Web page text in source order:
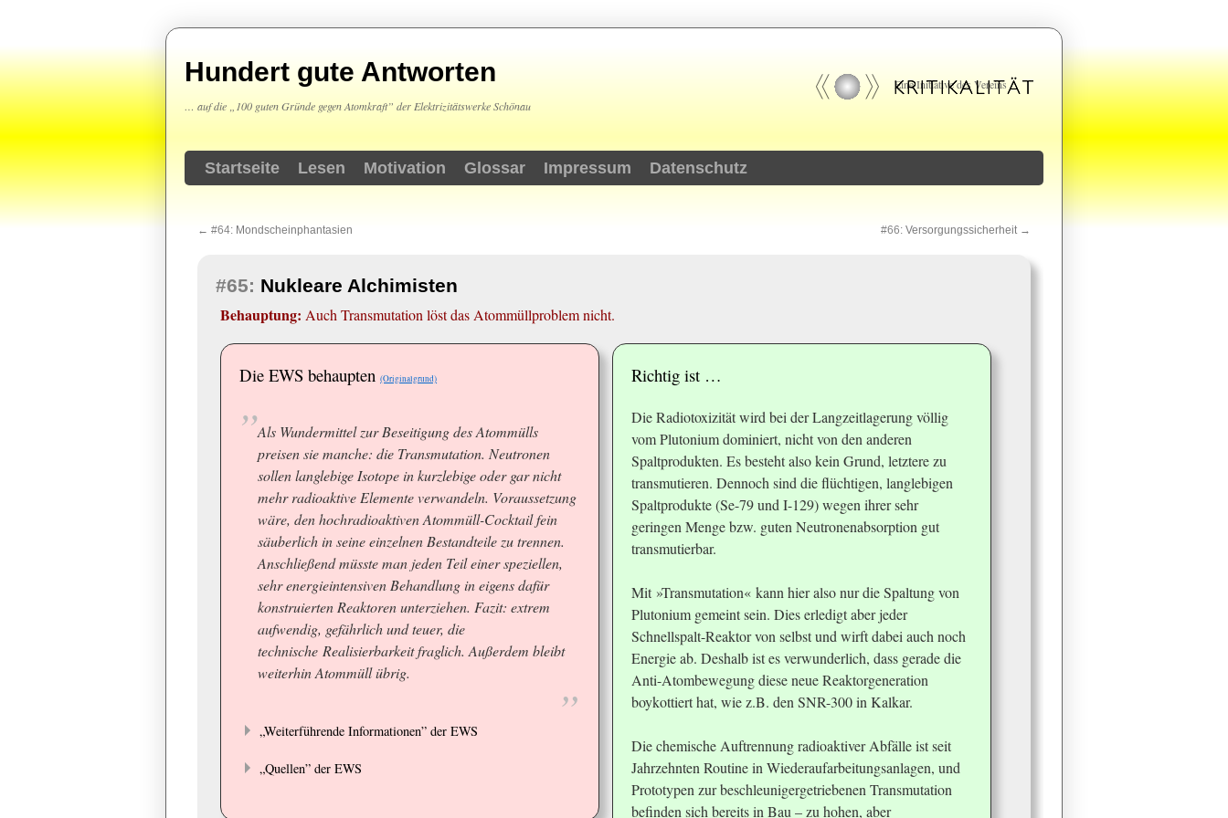
Hundert gute Antworten
… auf die „100 guten Gründe gegen Atomkraft” der Elektrizitätswerke Schönau
Springe
Inhalt
Startseite Lesen Motivation Glossar Impressum Datenschutz
← #64: Mondscheinphantasien #66:Versorgungssicherheit →
#65: Nukleare Alchimisten
Behauptung: Auch Transmutation löst das Atommüllproblem nicht.
Die EWS behaupten(Originalgrund)
Als Wundermittel zur Beseitigung des Atommülls
preisen sie manche: die Transmutation. Neutronen
sollen langlebige Isotope in kurzlebige oder gar nicht
mehr radioaktive Elemente verwandeln. Voraussetzung
wäre, den hochradioaktiven Atommüll-Cocktail fein
säuberlich in seine einzelnen Bestandteile zu trennen.
Anschließend müsste man jeden Teil einer speziellen,
sehr energieintensiven Behandlung in eigens dafür
konstruierten Reaktoren unterziehen. Fazit: extrem
aufwendig, gefährlich und teuer, die
technische Realisierbarkeit fraglich. Außerdem bleibt
weiterhin Atommüll übrig.
„Weiterführende Informationen” der EWS
„Quellen” der EWS
Richtig ist …
Die Radiotoxizität wird bei der Langzeitlagerung völlig
vom Plutonium dominiert, nicht von den anderen
Spaltprodukten. Es besteht also kein Grund, letztere zu
transmutieren. Dennoch sind die flüchtigen, langlebigen
Spaltprodukte (Se-79 und I-129) wegen ihrer sehr
geringen Menge bzw. guten Neutronenabsorption gut
transmutierbar.
Mit »Transmutation« kann hier also nur die Spaltung von
Plutonium gemeint sein. Dies erledigt aber jeder
Schnellspalt-Reaktor von selbst und wirft dabei auch noch
Energie ab. Deshalb ist es verwunderlich, dass gerade die
Anti-Atombewegung diese neue Reaktorgeneration
boykottiert hat, wie z.B. den SNR-300 in Kalkar.
Die chemische Auftrennung radioaktiver Abfälle ist seit
Jahrzehnten Routine in Wiederaufarbeitungsanlagen, und
Prototypen zur beschleunigergetriebenen Transmutation
befinden sich bereits in Bau – zu hohen, aber